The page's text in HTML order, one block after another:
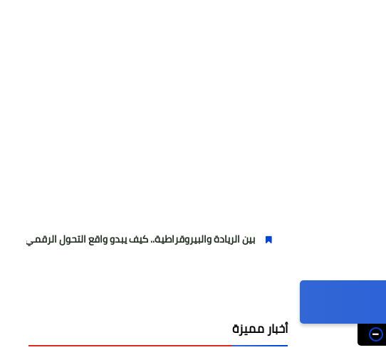
بين الريادة والبيروقراطية.. كيف يبدو واقع التحول الرقمي في العالم العربي
أخبار مميزة